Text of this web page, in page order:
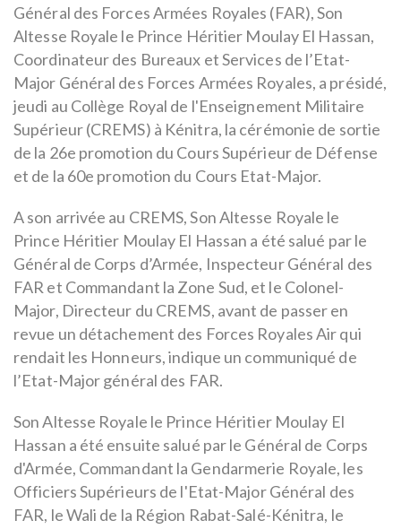
Général des Forces Armées Royales (FAR), Son
Altesse Royale le Prince Héritier Moulay El Hassan,
Coordinateur des Bureaux et Services de l’Etat-
Major Général des Forces Armées Royales, a présidé,
jeudi au Collège Royal de l'Enseignement Militaire
Supérieur (CREMS) à Kénitra, la cérémonie de sortie
de la 26e promotion du Cours Supérieur de Défense
et de la 60e promotion du Cours Etat-Major.
A son arrivée au CREMS, Son Altesse Royale le
Prince Héritier Moulay El Hassan a été salué par le
Général de Corps d’Armée, Inspecteur Général des
FAR et Commandant la Zone Sud, et le Colonel-
Major, Directeur du CREMS, avant de passer en
revue un détachement des Forces Royales Air qui
rendait les Honneurs, indique un communiqué de
l’Etat-Major général des FAR.
Son Altesse Royale le Prince Héritier Moulay El
Hassan a été ensuite salué par le Général de Corps
d'Armée, Commandant la Gendarmerie Royale, les
Officiers Supérieurs de l'Etat-Major Général des
FAR, le Wali de la Région Rabat-Salé-Kénitra, le